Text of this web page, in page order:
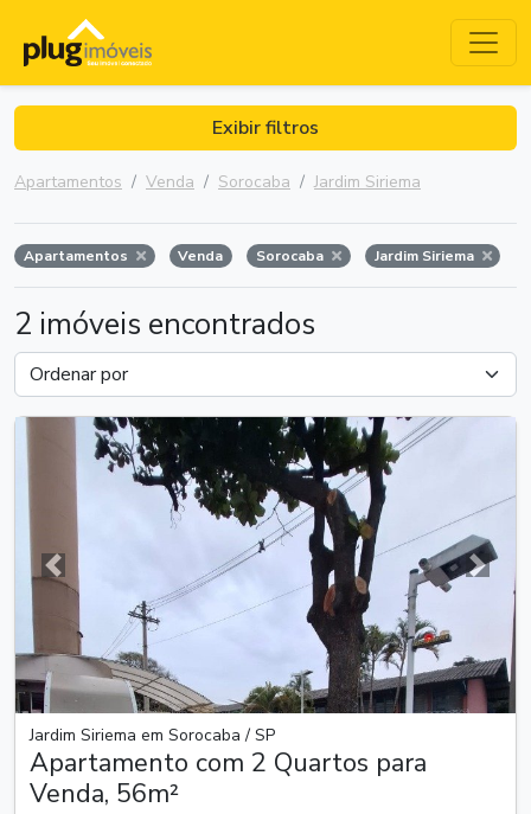
Exibir filtros
Apartamentos Venda Sorocaba Jardim Siriema
Apartamentos Venda Sorocaba Jardim Siriema
2 imóveis encontrados
Anterior
Jardim Siriema em Sorocaba / SP
Apartamento com 2 Quartos para
Venda, 56m²